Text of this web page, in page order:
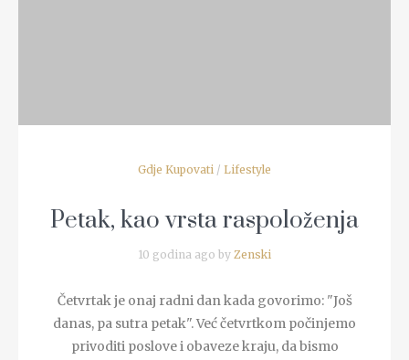
Gdje Kupovati / Lifestyle
Petak, kao vrsta raspoloženja
10 godina ago by Zenski
Četvrtak je onaj radni dan kada govorimo: "Još
danas, pa sutra petak". Već četvrtkom počinjemo
privoditi poslove i obaveze kraju, da bismo